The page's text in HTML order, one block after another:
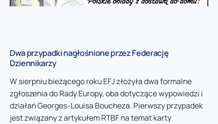
Dwa przypadki nagłośnione przez Federację
Dziennikarzy
W sierpniu bieżącego roku EFJ złożyła dwa formalne
zgłoszenia do Rady Europy, oba dotyczące wypowiedzi i
działań Georges-Louisa Boucheza. Pierwszy przypadek
jest związany z artykułem RTBF na temat karty